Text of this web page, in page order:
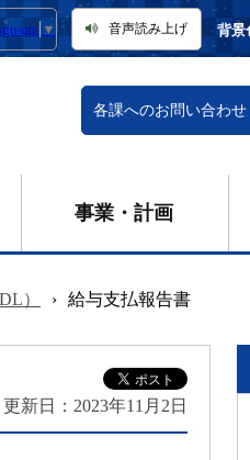
▼ 音声読み上げ 背景
各課へのお問い合わせ
事業・計画
） › 給与支払報告書
更新日： 2023年11月2日